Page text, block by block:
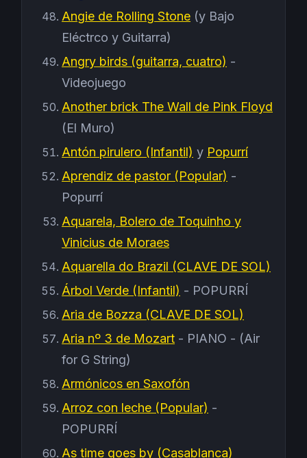
Angie de Rolling Stone (y Bajo
Eléctrco y Guitarra)
Angry birds (guitarra, cuatro) -
Videojuego
Another brick The Wall de Pink Floyd
(El Muro)
Antón pirulero (Infantil) y Popurrí
Aprendiz de pastor (Popular) -
Popurrí
Aquarela, Bolero de Toquinho y
Vinicius de Moraes
Aquarella do Brazil (CLAVE DE SOL)
Árbol Verde (Infantil) - POPURRÍ
Aria de Bozza (CLAVE DE SOL)
Aria nº 3 de Mozart - PIANO - (Air
for G String)
Armónicos en Saxofón
Arroz con leche (Popular) -
POPURRÍ
As time goes by (Casablanca)